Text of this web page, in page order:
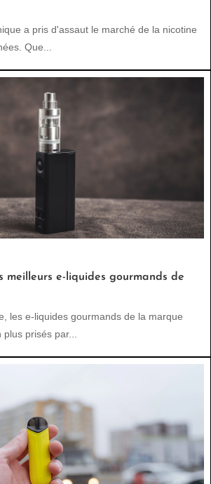
a pris d'assaut le marché de la nicotine
Que...
meilleurs e-liquides gourmands de
les e-liquides gourmands de la marque
prisés par...